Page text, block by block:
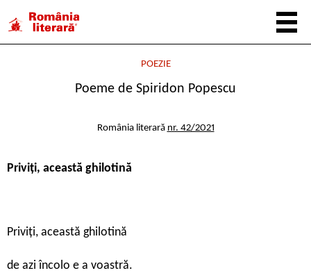
POEZIE
Poeme de Spiridon Popescu
România literară nr. 42/2021
Priviți, această ghilotină
Priviți, această ghilotină
de azi încolo e a voastră.